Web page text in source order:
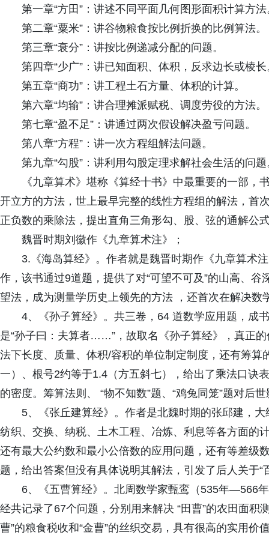
第一章“方田”：讲述不同平面几何图形面积计算方法
第二章“粟米”：讲谷物粮食按比例折换的比例算法。
第三章“衰分”：讲按比例递减分配的问题。
第四章“少广”：讲已知面积、体积，反求边长或棱长
第五章“商功”：讲工程土石方量、体积的计算。
第六章“均输”：讲合理摊派赋税、调度劳役的方法。
第七章“盈不足”：讲通过两次假设解决盈亏问题。
第八章“方程”：讲一次方程组解法问题。
第九章“勾股”：讲利用勾股定理求解社会生活的问题
《九章算术》堪称《算经十书》中最重要的一部
开立方的方法，世上最早完整的线性方程组的解法，首
正负数的乘除法，提出直角三角形勾、股、弦的通解公
魏晋时期刘徽作《九章算术注》；
3.《海岛算经》。作者就是魏晋时期作《九章算术
作，该书通过9道题，提供了对“可望不可及”的山高、
望法，成为测量学历史上领先的方法 ，还首次在解决数
4、《孙子算经》。共三卷，64 道数学应用题，成
是“孙子曰：夫算者……”，故取名《孙子算经》，真正
法下长度、质量、体积/容积的单位制定制度，还有筹
一）、根号2约等于1.4（方五斜七），给出了乘法口诀
的密度。筹算法则、 “物不知数”题、“鸡兔同笼”题对后
5、《张丘建算经》。作者是北魏时期的张邱建，
纺织、交换、纳税、土木工程、冶炼、利息等各方面的
还有最大公约数和最小公倍数的应用问题，还有等差
题，给出答案但没有具体说明其解法，引发了后人关于“
6、《五曹算经》。北周数学家甄鸾（535年—566
经共记录了67个问题，分别用来解决 “田曹”的农田面积
曹”的粮食税收和“金曹”的丝织交易，具有很高的实用价